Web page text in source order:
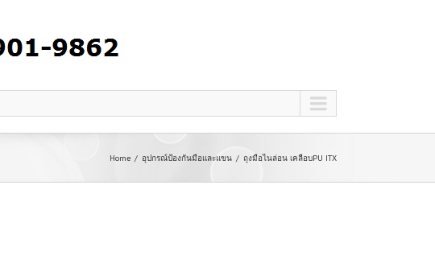
Home อุปกรณ์ป้องกันมือและแขน ถุงมือไนล่อน เคลือบPU ITX